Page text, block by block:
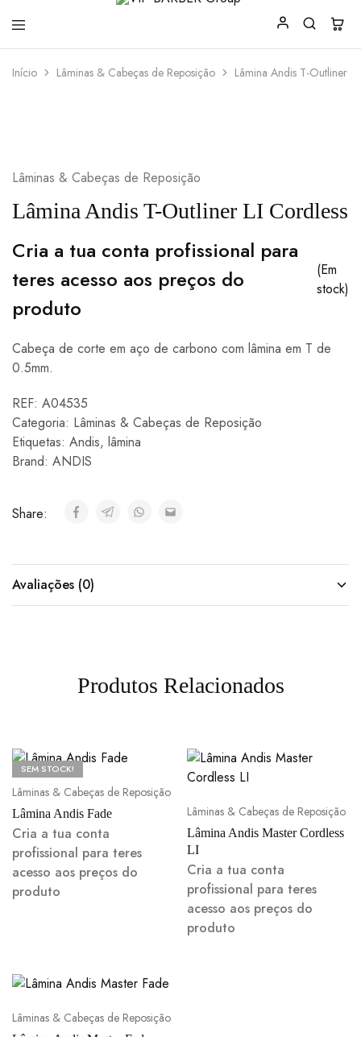
BARBER
para
Início Lâminas & Cabeças de Reposição Lâmina Andis T-Outliner
Lâminas & Cabeças de Reposição
Lâmina Andis T-Outliner LI Cordless
Cria a tua conta profissional para
teres acesso aos preços do
produto
(Em
stock)
Cabeça de corte em aço de carbono com lâmina em T de
0.5mm.
REF: A04535
Categoria: Lâminas & Cabeças de Reposição
Etiquetas: Andis, lâmina
Brand: ANDIS
Share:
Avaliações (0)
Produtos Relacionados
SEM STOCK!
Lâminas & Cabeças de Reposição
Lâmina Andis Fade
Cria a tua conta
profissional para teres
acesso aos preços do
produto
Lâminas & Cabeças de Reposição
Lâmina Andis Master Cordless
LI
Cria a tua conta
profissional para teres
acesso aos preços do
produto
Lâminas & Cabeças de Reposição